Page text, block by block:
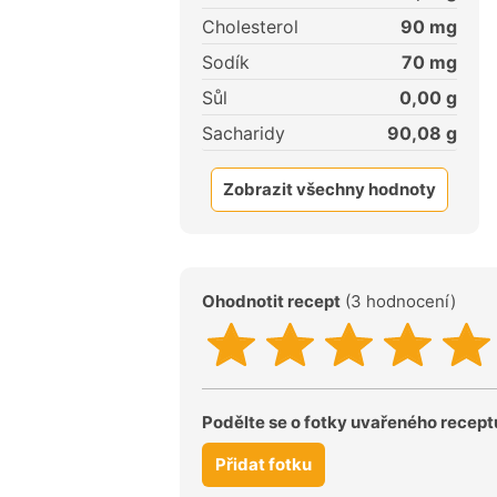
Cholesterol
90 mg
Sodík
70 mg
Sůl
0,00 g
Sacharidy
90,08 g
Zobrazit všechny hodnoty
Ohodnotit recept (3 hodnocení)
Podělte se o fotky uvařeného
Přidat fotku